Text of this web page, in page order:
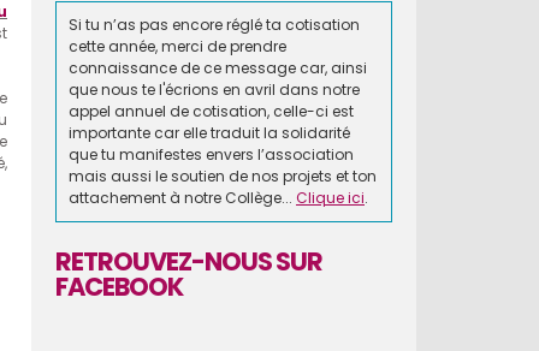
Si tu n’as pas encore réglé ta cotisation
cette année, merci de prendre
connaissance de ce message car, ainsi
que nous te l'écrions en avril dans notre
appel annuel de cotisation, celle-ci est
importante car elle traduit la solidarité
que tu manifestes envers l’association
mais aussi le soutien de nos projets et ton
attachement à notre Collège... Clique ici.
RETROUVEZ-NOUS SUR
FACEBOOK